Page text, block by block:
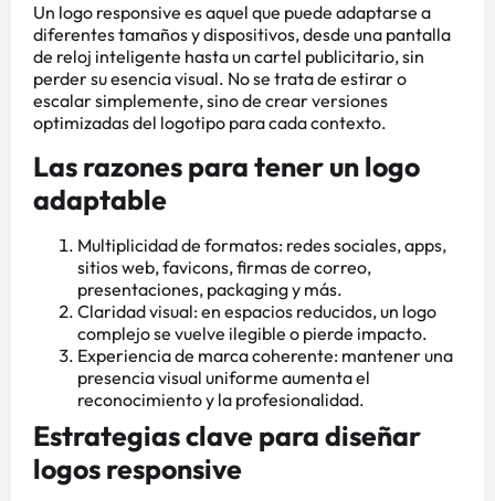
Un logo responsive es aquel que puede adaptarse a
diferentes tamaños y dispositivos, desde una pantalla
de reloj inteligente hasta un cartel publicitario, sin
perder su esencia visual. No se trata de estirar o
escalar simplemente, sino de crear versiones
optimizadas del logotipo para cada contexto.
Las razones para tener un logo
adaptable
Multiplicidad de formatos: redes sociales, apps,
sitios web, favicons, firmas de correo,
presentaciones, packaging y más.
Claridad visual: en espacios reducidos, un logo
complejo se vuelve ilegible o pierde impacto.
Experiencia de marca coherente: mantener una
presencia visual uniforme aumenta el
reconocimiento y la profesionalidad.
Estrategias clave para diseñar
logos responsive